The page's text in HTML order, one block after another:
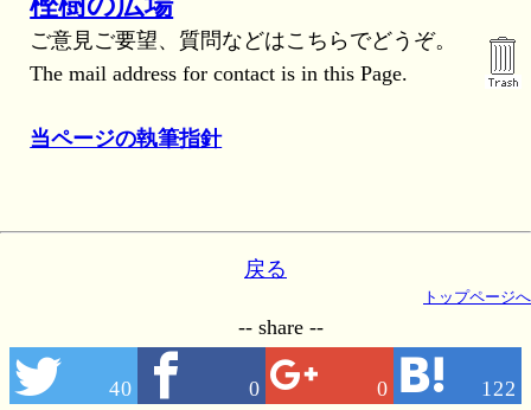
ご意見ご要望、質問などはこちらでどうぞ。
The mail address for contact is in this Page.
当ページの執筆指針
戻る
トップページへ
-- share --
40 0 0 122